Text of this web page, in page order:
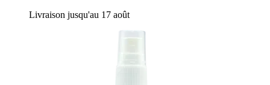
Livraison jusqu'au 17 août